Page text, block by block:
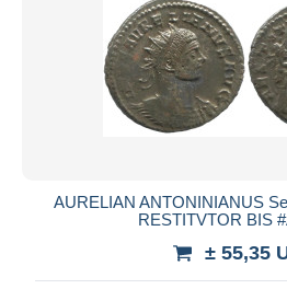
AURELIAN ANTONINIANUS
RESTITVTOR BIS
± 55,35